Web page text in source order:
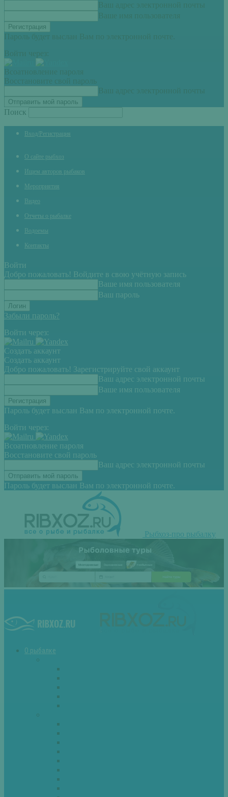
Ваш адрес электронной почты
Ваше имя пользователя
Пароль будет выслан Вам по электронной почте.
Войти через:
Всоатновление пароля
Восстановите свой пароль
Ваш адрес электронной почты
Поиск
Вход/Регистрация
О сайте рыбхоз
Ищем авторов рыбаков
Мероприятия
Видео
Отчеты о рыбалке
Водоемы
Контакты
Войти
Добро пожаловать! Войдите в свою учётную запись
Ваше имя пользователя
Ваш пароль
Забыли пароль?
Войти через:
Создать аккаунт
Создать аккаунт
Добро пожаловать! Зарегистрируйте свой аккаунт
Ваш адрес электронной почты
Ваше имя пользователя
Пароль будет выслан Вам по электронной почте.
Войти через:
Всоатновление пароля
Восстановите свой пароль
Ваш адрес электронной почты
Пароль будет выслан Вам по электронной почте.
Рыбхоз-про рыбалку
О рыбалке